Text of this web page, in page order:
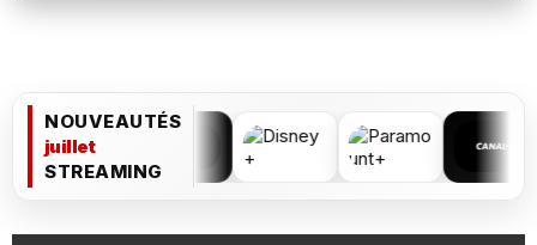
NOUVEAUTÉS
juillet
STREAMING